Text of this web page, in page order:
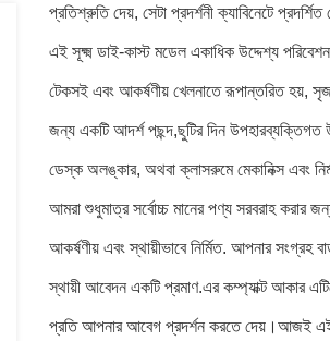
প্রতিশ্রুতি দেয়, সেটা প্রদর্শনী ক্যাবিনেটে
এই সূক্ষ্ম ডাই-কাস্ট মডেল একাধিক উদ্দেশ্য
টেকসই এবং আকর্ষণীয় খেলনাতে রূপান্তরিত হয়,
জন্য একটি আদর্শ পছন্দ,ছুটির দিন
ডেস্ক অলঙ্কার, অথবা ক্লাসরুমে মেকানিক্স এবং
আমরা শুধুমাত্র সর্বোচ্চ মানের পণ্য সরবরাহ
আকর্ষণীয় এবং স্থায়ীভাবে নির্মিত. আপনার সংগ্রহ
স্থায়ী আবেদন একটি প্রমাণ.এর কম্প্যাক্ট আকার
প্রতি আপনার আবেগ প্রদর্শন করতে দেয়।আজই এই